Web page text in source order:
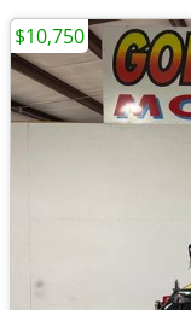
$10,750